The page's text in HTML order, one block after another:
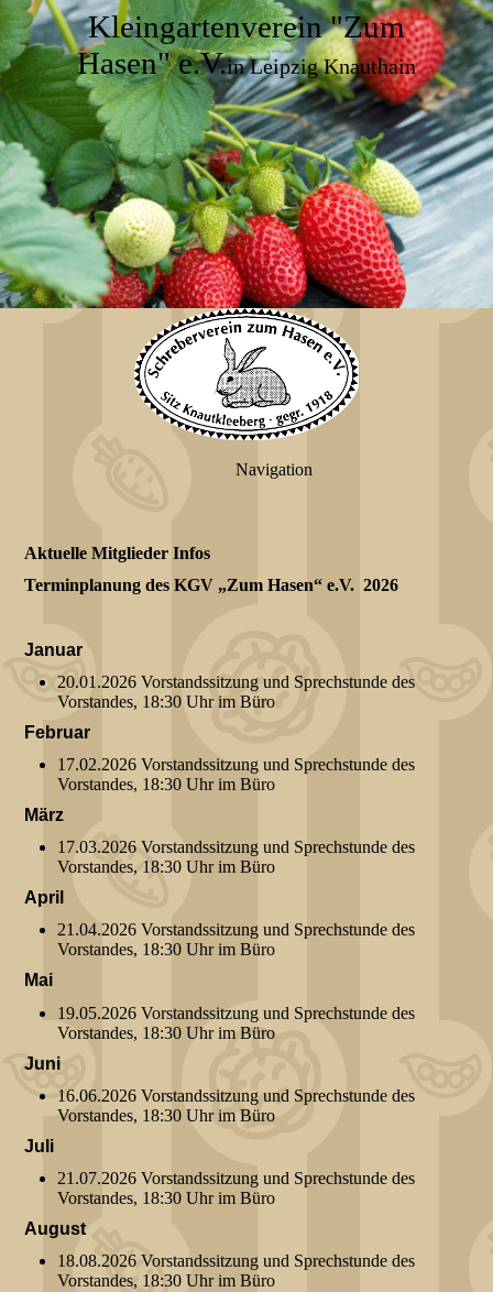
Kleingartenverein "Zum
Hasen" e.V.in Leipzig Knauthain
Navigation
Aktuelle Mitglieder Infos
Terminplanung des KGV „Zum Hasen“ e.V. 2026
Januar
20.01.2026 Vorstandssitzung und Sprechstunde des
Vorstandes, 18:30 Uhr im Büro
Februar
17.02.2026 Vorstandssitzung und Sprechstunde des
Vorstandes, 18:30 Uhr im Büro
März
17.03.2026 Vorstandssitzung und Sprechstunde des
Vorstandes, 18:30 Uhr im Büro
April
21.04.2026 Vorstandssitzung und Sprechstunde des
Vorstandes, 18:30 Uhr im Büro
Mai
19.05.2026 Vorstandssitzung und Sprechstunde des
Vorstandes, 18:30 Uhr im Büro
Juni
16.06.2026 Vorstandssitzung und Sprechstunde des
Vorstandes, 18:30 Uhr im Büro
Juli
21.07.2026 Vorstandssitzung und Sprechstunde des
Vorstandes, 18:30 Uhr im Büro
August
18.08.2026 Vorstandssitzung und Sprechstunde des
Vorstandes, 18:30 Uhr im Büro